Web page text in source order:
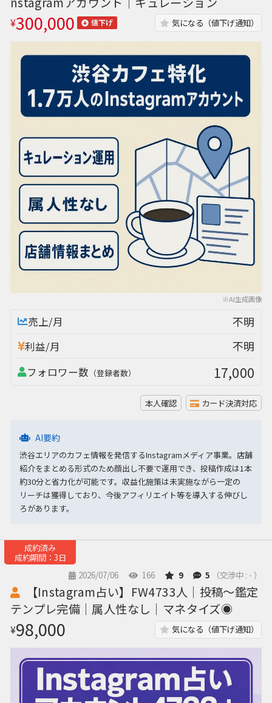
※AI生成画像
¥300,000 値下げ 気になる（値下げ通知）
売上/月 不明
利益/月 不明
フォロワー数 （登録者数） 17,000
本人確認 カード決済対応
AI要約
渋谷エリアのカフェ情報を発信するInstagramメディア事業。店舗
紹介をまとめる形式のため顔出し不要で運用でき、投稿作成は1本
約30分と省力化が可能です。収益化施策は未実施ながら一定の
リーチは獲得しており、今後アフィリエイト等を導入する伸びし
ろがあります。
成約済み
成約期間：3日
2026/07/06
166 9 5 （交渉中 : - ）
【Instagram占い】FW4733人｜投稿〜鑑定
テンプレ完備｜属人性なし｜マネタイズ◉
¥98,000 気になる（値下げ通知）